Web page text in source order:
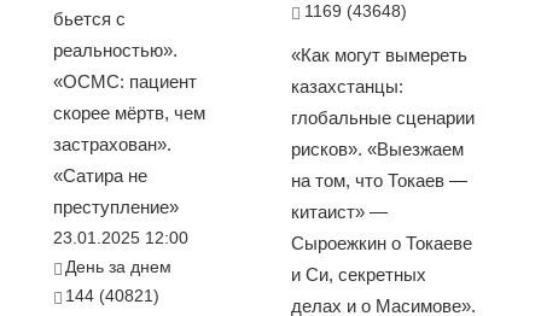
бьется с
реальностью».
«ОСМС: пациент
скорее мёртв, чем
застрахован».
«Сатира не
преступление»
23.01.2025 12:00
День за днем
144 (40821)
1169 (43648)
«Как могут вымереть
казахстанцы:
глобальные сценарии
рисков». «Выезжаем
на том, что Токаев —
китаист» —
Сыроежкин о Токаеве
и Си, секретных
делах и о Масимове».